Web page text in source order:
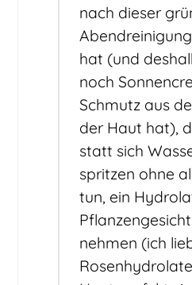
nach dieser
hat (und
noch
Schmutz aus
der Haut hat),
statt sich
spritzen ohne
tun, ein
nehmen (ich